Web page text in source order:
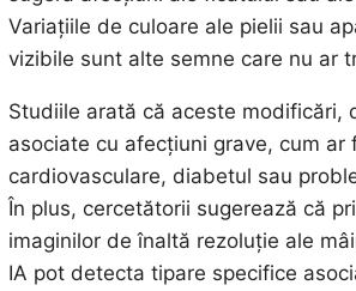
Variațiile de culoare ale pielii sau
vizibile sunt alte semne care nu ar
Studiile arată că aceste modificări,
asociate cu afecțiuni grave, cum ar
cardiovasculare, diabetul sau
În plus, cercetătorii sugerează că
imaginilor de înaltă rezoluție ale
IA pot detecta tipare specifice